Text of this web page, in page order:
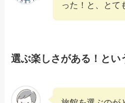
った！と、とて
選ぶ楽しさがある！とい